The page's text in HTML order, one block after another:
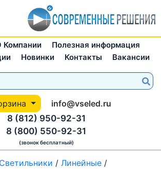
Компании
Полезная информация
Новинки Контакты Вакансии
info@vseled.ru
8 (812) 950-92-31
8 (800) 550-92-31
(звонок бесплатный)
/ Линейные /